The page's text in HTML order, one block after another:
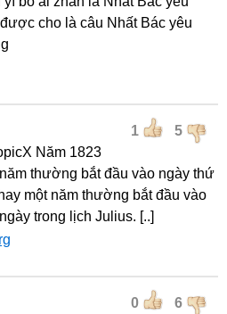
cho là câu Nhất Bác yêu
1 5
Năm 1823
thường bắt đầu vào ngày thứ
một năm thường bắt đầu vào
trong lịch Julius. [..]
0 6